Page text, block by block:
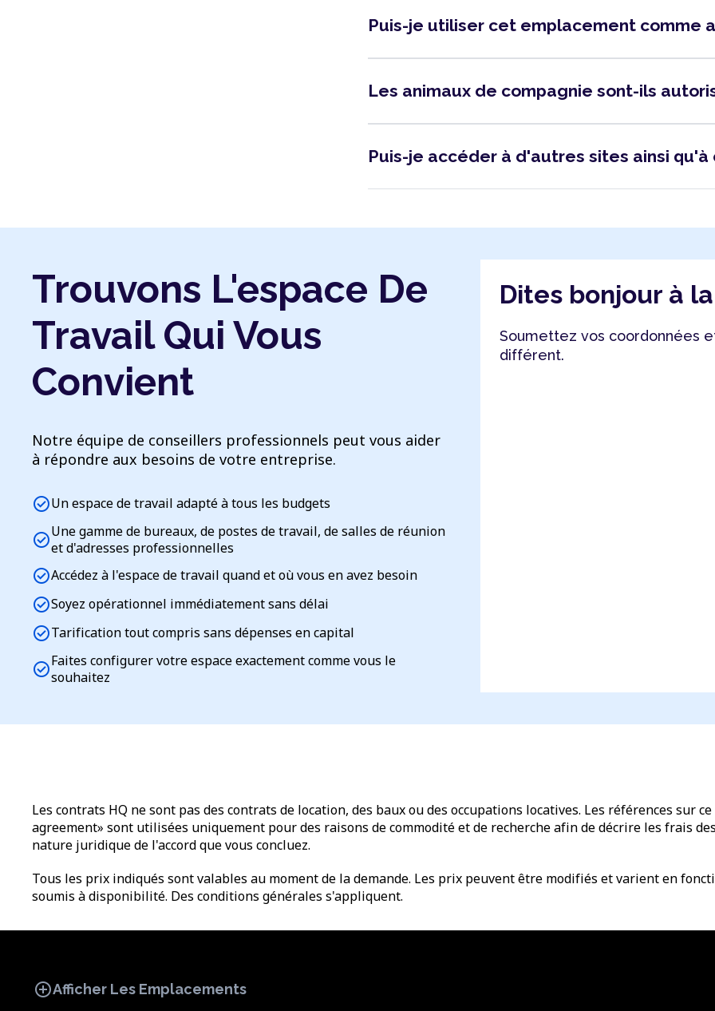
Puis-je utiliser cet emplacement comme
Les animaux de compagnie sont-ils
Puis-je accéder à d'autres sites ainsi qu'à
Trouvons L'espace De
Travail Qui Vous
Convient
Notre équipe de conseillers professionnels peut vous aider
à répondre aux besoins de votre entreprise.
check_circleUn espace de travail adapté à tous les budgets
check_circleUne gamme de bureaux, de postes de travail, de salles de réunion
et d'adresses professionnelles
check_circleAccédez à l'espace de travail quand et où vous en avez besoin
check_circleSoyez opérationnel immédiatement sans délai
check_circleTarification tout compris sans dépenses en capital
check_circleFaites configurer votre espace exactement comme vous le
souhaitez
Dites bonjour à
Soumettez vos coordonnées
différent.
Les contrats HQ ne sont pas des contrats de location, des baux ou des occupations locatives. Les références sur
agreement» sont utilisées uniquement pour des raisons de commodité et de recherche afin de décrire les frais
nature juridique de l'accord que vous concluez.
Tous les prix indiqués sont valables au moment de la demande. Les prix peuvent être modifiés et varient en
soumis à disponibilité. Des conditions générales s'appliquent.
add_circleAfficher Les Emplacements